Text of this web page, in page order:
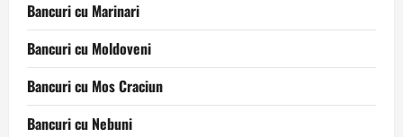
Bancuri cu Marinari
Bancuri cu Moldoveni
Bancuri cu Mos Craciun
Bancuri cu Nebuni